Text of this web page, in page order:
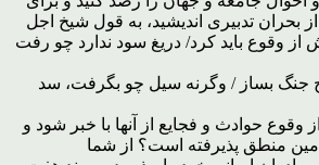
بحران تدبیری اندیشید، به قول شیخ اجل
وقوع باید کرد/ دریغ سود ندارد چو رفت
جنگ بساز / وگرنه سیل چو بگرفت، سد
وقوع حوادث و فجایع از آنها با خبر شود و
منطق پذیرفته است؟ از شما